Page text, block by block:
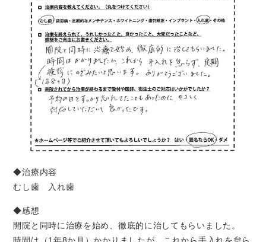
◆治療内容
むし歯 入れ歯
◆感想
開院と同時に治療を始め、徹底的に治してもらいました。